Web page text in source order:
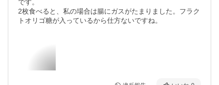
です。
2枚食べると、私の場合は腸にガスがたまりました。フラク
トオリゴ糖が入っているから仕方ないですね。